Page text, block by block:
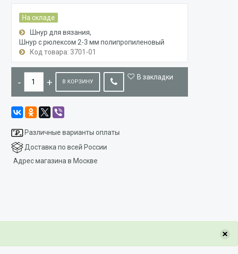
На складе
Шнур для вязания
Шнур с рюлексом 2-3 мм полипропиленовый
Код товара: 3701-01
В КОРЗИНУ
В закладки
Различные варианты оплаты
Доставка по всей России
Адрес магазина в Москве
×